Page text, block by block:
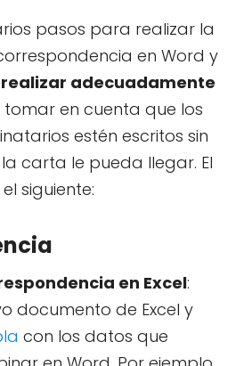
pasos para realizar la
en Word y
realizar adecuadamente
tomar en cuenta que los
estén escritos sin
carta le pueda llegar. El
siguiente:
en Excel:
documento de Excel y
con los datos que